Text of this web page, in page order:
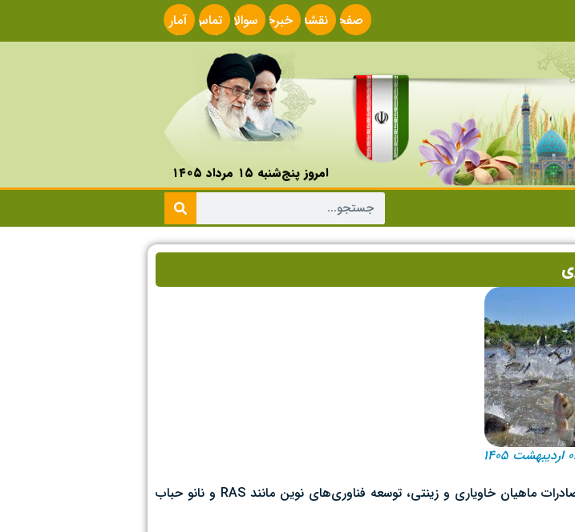
صفحه
اصلی
نقشه
سایت
خبرخوانسوالات
متداول
تماس
با ما
آمار
سایت
امروز پنج‌شنبه ۱۵ مرداد ۱۴۰۵
سرپرست سازمان شیلات و آبزیان جهاد کشاورزی قم با تشریح عملکرد تولید آبزیان استان، از صادرات ماهیان خاویاری و زینتی، توسعه فناوری‌های نوین مانند RAS و نانو حباب